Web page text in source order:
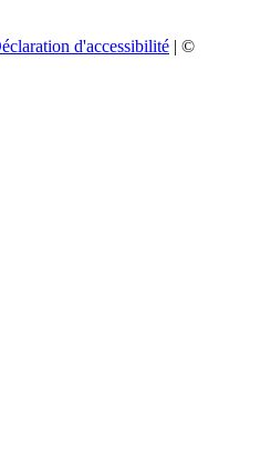
d'accessibilité | ©